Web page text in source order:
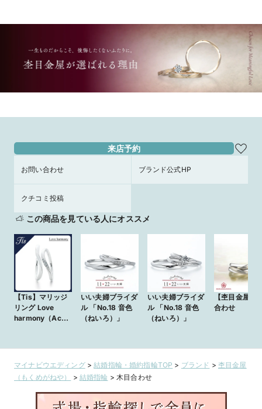
来店予約
お問い合わせ ブランド公式HP
クチコミ投稿
この商品を見ている人にオススメ
【Tis】マリッジ
リング Love
harmony（Acce
いい夫婦ブライダ
ル 「No.18 音色
（ねいろ）」
いい夫婦ブライダ
ル 「No.18 音色
（ねいろ）」
【杢目金屋】
合わせ
マイナビウエディング>結婚指輪・婚約指輪TOP > ブランド > 杢目金屋
（もくめがねや）
> 結婚指輪 > 木目合わせ